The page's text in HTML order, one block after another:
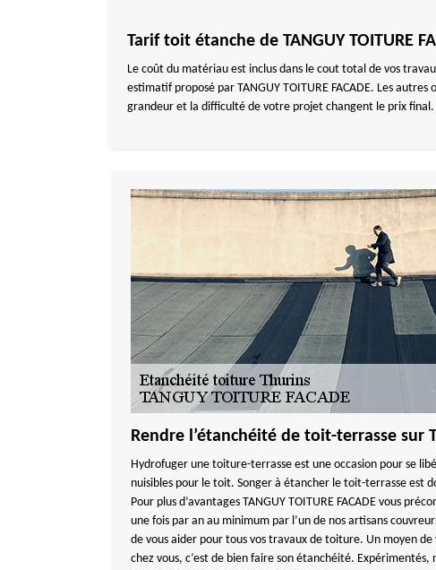
Tarif toit étanche de TANGUY TOITURE
Le coût du matériau est inclus dans le cout total de vos
estimatif proposé par TANGUY TOITURE FACADE. Les
grandeur et la difficulté de votre projet changent le prix
Rendre l’étanchéité de toit-terrasse sur
Hydrofuger une toiture-terrasse est une occasion pour se
nuisibles pour le toit. Songer à étancher le toit-terrasse est
Pour plus d’avantages TANGUY TOITURE FACADE vous
une fois par an au minimum par l’un de nos artisans
de vous aider pour tous vos travaux de toiture. Un moyen
chez vous, c’est de bien faire son étanchéité. Expérimentés,